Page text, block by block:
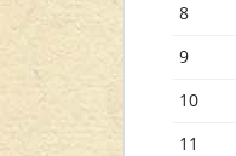
8
9
10
11